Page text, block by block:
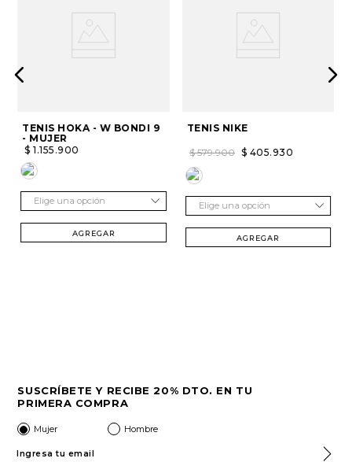
TENIS HOKA - W BONDI 9
- MUJER
$ 1.155.900
Elige una opción
AGREGAR
TENIS NIKE
$ 579.900 $ 405.930
Elige una opción
AGREGAR
SUSCRÍBETE Y RECIBE 20% DTO. EN TU
PRIMERA COMPRA
Mujer Hombre